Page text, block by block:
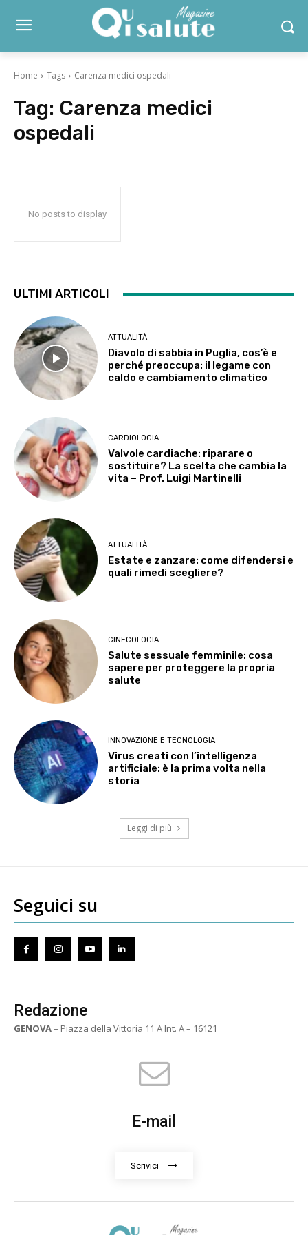
Home Tags Carenza medici ospedali
Tag: Carenza medici
ospedali
No posts to display
ULTIMI ARTICOLI
ATTUALITÀ
Diavolo di sabbia in Puglia, cos’è e
perché preoccupa: il legame con
caldo e cambiamento climatico
CARDIOLOGIA
Valvole cardiache: riparare o
sostituire? La scelta che cambia la
vita – Prof. Luigi Martinelli
ATTUALITÀ
Estate e zanzare: come difendersi e
quali rimedi scegliere?
GINECOLOGIA
Salute sessuale femminile: cosa
sapere per proteggere la propria
salute
INNOVAZIONE E TECNOLOGIA
Virus creati con l’intelligenza
artificiale: è la prima volta nella
storia
Leggi di più
Seguici su
Redazione
GENOVA– Piazza della Vittoria 11 A Int. A – 16121
E-mail
Scrivici